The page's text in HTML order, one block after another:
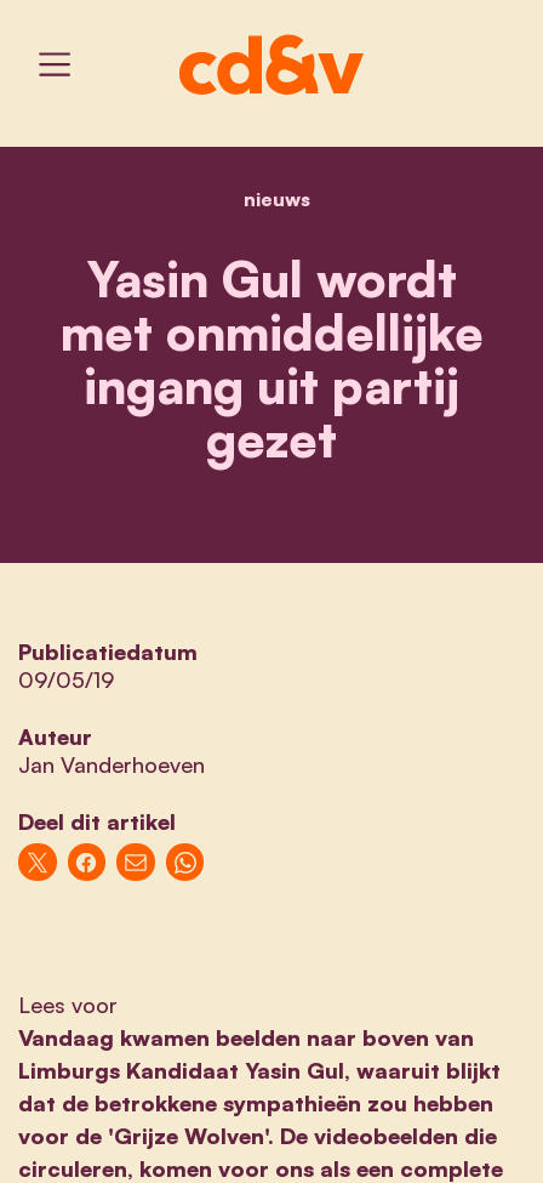
home
nieuwsyasin gul wordt met
Yasin Gul wordt
met onmiddellijke
ingang uit partij
gezet
Publicatiedatum
09/05/19
Auteur
Jan Vanderhoeven
Deel dit artikel
Lees voor
Vandaag kwamen beelden naar boven van
Limburgs Kandidaat Yasin Gul, waaruit blijkt
dat de betrokkene sympathieën zou hebben
voor de 'Grijze Wolven'. De videobeelden die
circuleren, komen voor ons als een complete